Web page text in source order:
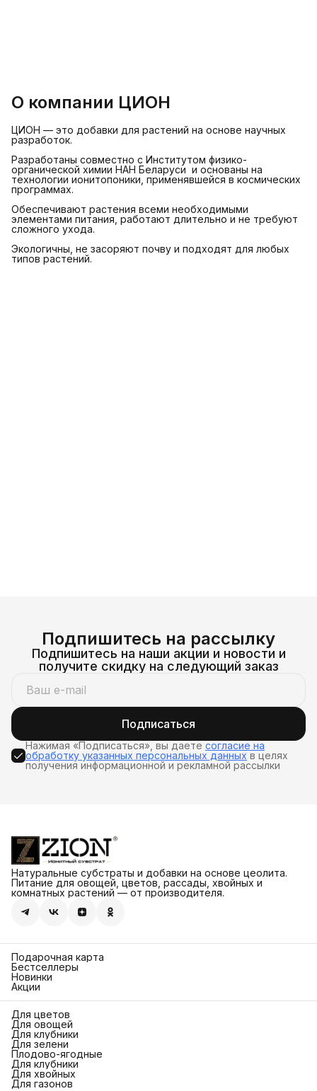
О компании ЦИОН
ЦИОН — это добавки для растений на основе научных
разработок.
Разработаны совместно с Институтом физико-
органической химии НАН Беларуси и основаны на
технологии ионитопоники, применявшейся в космических
программах.
Обеспечивают растения всеми необходимыми
элементами питания, работают длительно и не требуют
сложного ухода.
Экологичны, не засоряют почву и подходят для любых
типов растений.
Подпишитесь на рассылку
Подпишитесь на наши акции и новости и
получите скидку на следующий заказ
Подписаться
Нажимая «Подписаться», вы даете согласие на
обработку указанных персональных данных в целях
получения информационной и рекламной рассылки
Натуральные субстраты и добавки на основе цеолита.
Питание для овощей, цветов, рассады, хвойных и
комнатных растений — от производителя.
Подарочная карта
Бестселлеры
Новинки
Акции
Для цветов
Для овощей
Для клубники
Для зелени
Плодово-ягодные
Для клубники
Для хвойных
Для газонов